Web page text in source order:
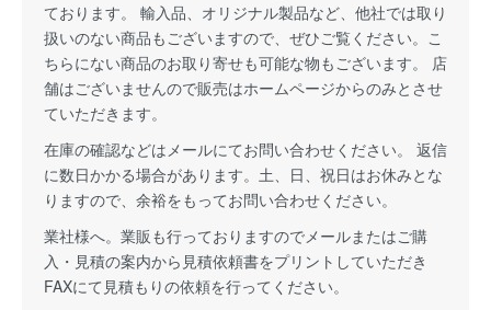
ております。 輸入品、オリジナル製品など、他社では取り
扱いのない商品もございますので、ぜひご覧ください。こ
ちらにない商品のお取り寄せも可能な物もございます。 店
舗はございませんので販売はホームページからのみとさせ
ていただきます。
在庫の確認などはメールにてお問い合わせください。 返信
に数日かかる場合があります。土、日、祝日はお休みとな
りますので、余裕をもってお問い合わせください。
業社様へ。業販も行っておりますのでメールまたはご購
入・見積の案内から見積依頼書をプリントしていただき
FAXにて見積もりの依頼を行ってください。